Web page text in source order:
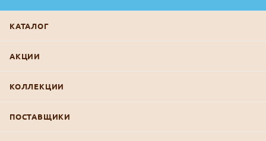
КАТАЛОГ
АКЦИИ
КОЛЛЕКЦИИ
ПОСТАВЩИКИ